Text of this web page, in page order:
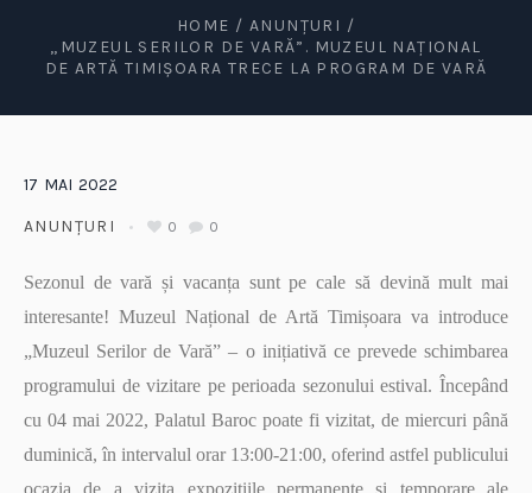
HOME / ANUNȚURI /
„MUZEUL SERILOR DE VARĂ”. MUZEUL NAȚIONAL
DE ARTĂ TIMIȘOARA TRECE LA PROGRAM DE VARĂ
17 MAI 2022
ANUNȚURI 0 0
Sezonul de vară și vacanța sunt pe cale să devină mult mai
interesante! Muzeul Național de Artă Timișoara va introduce
„Muzeul Serilor de Vară” – o inițiativă ce prevede schimbarea
programului de vizitare pe perioada sezonului estival. Începând
cu 04 mai 2022, Palatul Baroc poate fi vizitat, de miercuri până
duminică, în intervalul orar 13:00-21:00, oferind astfel publicului